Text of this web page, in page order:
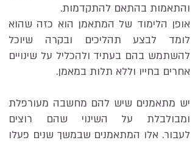
והתאמות בהתאם להתקדמות.
אופן הלימוד של המתאמן הוא כזה שהוא
לומד לבצע תהליכים ובקרה שיוכל
להשתמש בהם בעתיד ולהכליל על שינויים
אחרים בחייו וללא תלות במאמן.
יש מתאמנים שיש להם מחשבה מעורפלת
ומבולבלת על השינוי שהם רוצים
לעבור. אלו המתאמנים שבמשך שנים פעלו